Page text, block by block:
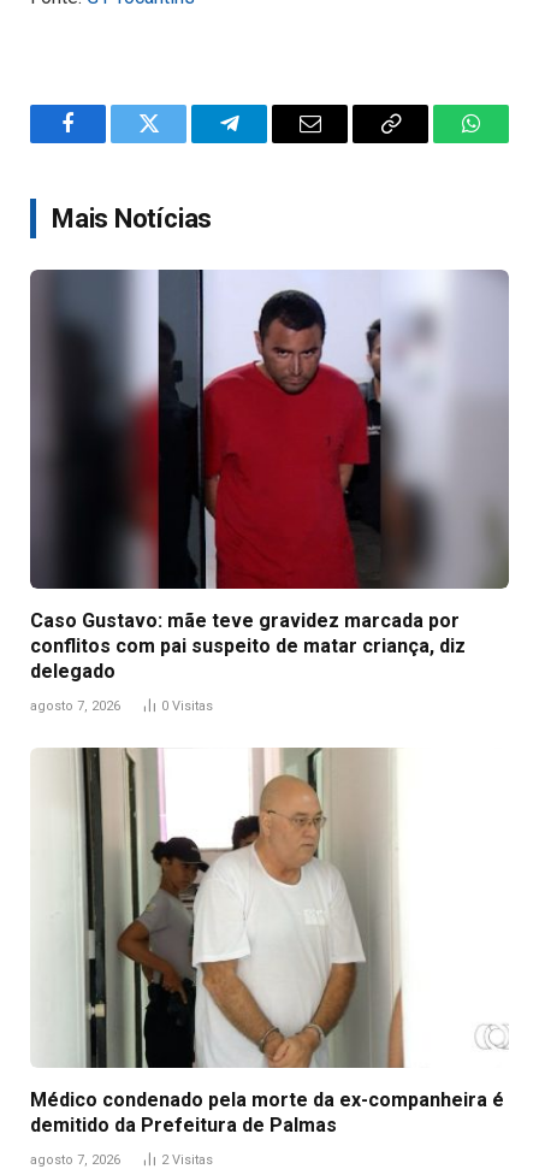
FacebookTwitter TelegramEmail
Copy
Mais Notícias
Caso Gustavo: mãe teve gravidez marcada por
conflitos com pai suspeito de matar criança, diz
delegado
agosto 7, 2026 0 Visitas
Médico condenado pela morte da ex-companheira é
demitido da Prefeitura de Palmas
agosto 7, 2026 2 Visitas